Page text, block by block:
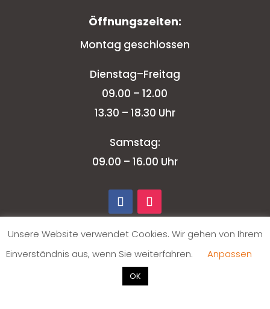
Öffnungszeiten:
Montag geschlossen
Dienstag–Freitag
09.00 – 12.00
13.30 – 18.30 Uhr
Samstag:
09.00 – 16.00 Uhr
Unsere Website verwendet Cookies. Wir gehen von Ihrem
Einverständnis aus, wenn Sie weiterfahren.
Anpassen
OK